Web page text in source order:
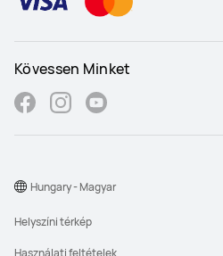
Kövessen Minket
Helyszíni térkép
Használati feltételek
Hungary - Magyar